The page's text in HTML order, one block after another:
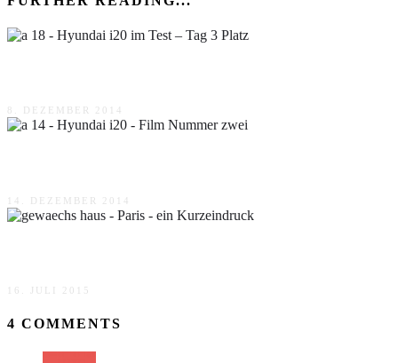
8. DEZEMBER 2014
14. DEZEMBER 2014
16. JULI 2015
4 COMMENTS